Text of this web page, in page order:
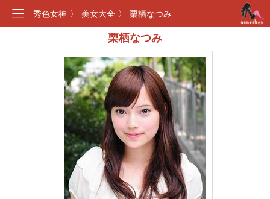
秀色女神 〉 美女大全 〉 栗栖なつみ
栗栖なつみ